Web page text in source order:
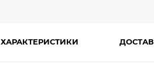
ХАРАКТЕРИСТИКИ